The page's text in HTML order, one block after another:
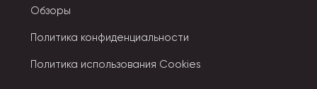
Обзоры
Политика конфиденциальности
Политика использования Cookies